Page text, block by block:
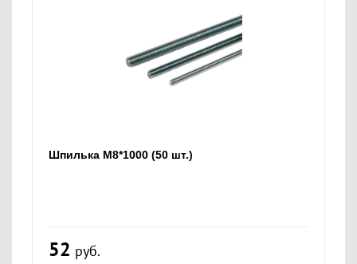
Шпилька M8*1000 (50 шт.)
52 руб.